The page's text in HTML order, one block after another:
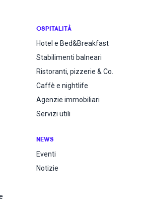
OSPITALITÀ
Hotel e Bed&Breakfast
Stabilimenti balneari
Ristoranti, pizzerie & Co.
Caffè e nightlife
Agenzie immobiliari
Servizi utili
NEWS
Eventi
Notizie